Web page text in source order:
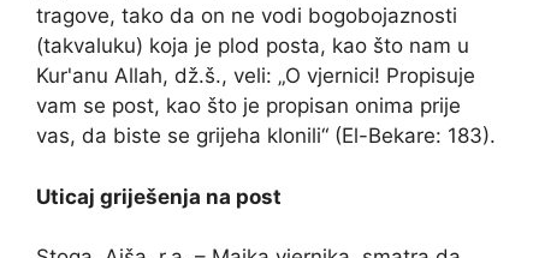
tragove, tako da on ne vodi bogobojaznosti
(takvaluku) koja je plod posta, kao što nam u
Kur'anu Allah, dž.š., veli: „O vjernici! Propisuje
vam se post, kao što je propisan onima prije
vas, da biste se grijeha klonili“ (El-Bekare: 183).
Uticaj griješenja na post